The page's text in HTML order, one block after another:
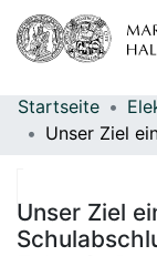
Bereiche &
Statistiken
Startseite
Unser Ziel